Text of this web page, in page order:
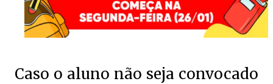
Caso o aluno não seja convocado